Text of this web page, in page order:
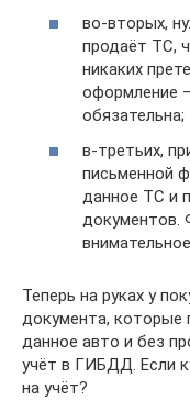
во-вторых,
продаёт ТС,
никаких
оформление
обязательна;
в-третьих,
письменной
данное ТС и
документов.
Теперь на руках у
документа, которые
данное авто и без
учёт в ГИБДД. Если
на учёт?